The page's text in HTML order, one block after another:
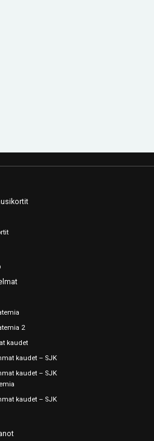
2
kaudet
kaudet – SJK
kaudet – SJK
kaudet – SJK